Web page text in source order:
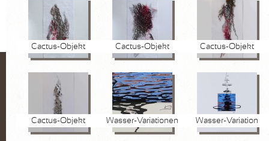
Cactus-Objekt Cactus-Objekt Cactus-Objekt
Cactus-Objekt Wasser-Variationen Wasser-Variation